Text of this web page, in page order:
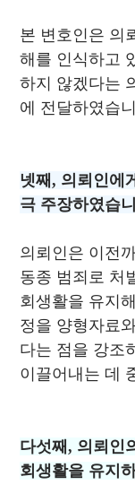
본 변호인은 의
해를 인식하고
하지 않겠다는
에 전달하였습
넷째, 의뢰인에
극 주장하였습
의뢰인은 이전
동종 범죄로 처
회생활을 유지
정을 양형자료
다는 점을 강조
이끌어내는 데
다섯째, 의뢰인
회생활을 유지